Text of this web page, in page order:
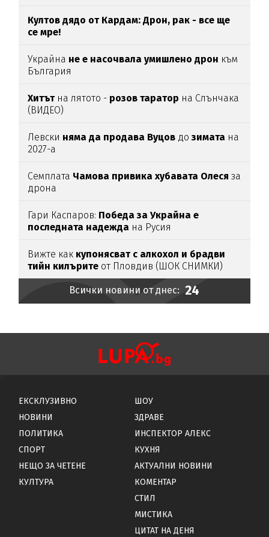
Култов дядо от Кардам: Дрон, рак - все ще
се мре!
Украйна не е насочвала умишлено дрон към
България
Хитътна лятото - розов таратор на Слънчака
(ВИДЕО)
Левски няма да продава Вуцов дозимата на
2027-а
Семплата Чамова привика хубавата Олеся за
дрона
Гари Каспаров: Победа за Украйна е
последната надежда на Русия
Вижте как купонясват с алкохол и брадви
тийн килърите от Пловдив (ШОК СНИМКИ)
Всички новини от днес: 24
ЕКСКЛУЗИВНО
НОВИНИ
ПОЛИТИКА
СПОРТ
НЕЩО ЗА ЧЕТЕНЕ
КУЛТУРА
ШОУ
ЗДРАВЕ
ИНСПЕКТОР АЛЕКС
КУХНЯ
АКТУАЛНИ НОВИНИ
КОМЕНТАР
СТИЛ
МИСТИКА
ЦИТАТ НА ДЕНЯ